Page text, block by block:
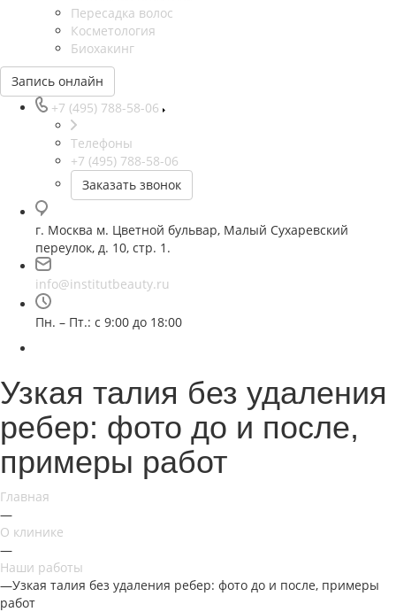
Пересадка волос
Косметология
Биохакинг
Запись онлайн
+7 (495) 788-58-06
Телефоны
+7 (495) 788-58-06
Заказать звонок
г. Москва м. Цветной бульвар, Малый Сухаревский
переулок, д. 10, стр. 1.
info@institutbeauty.ru
Пн. – Пт.: с 9:00 до 18:00
Узкая талия без удаления
ребер: фото до и после,
примеры работ
Главная
—
О клинике
—
Наши работы
—Узкая талия без удаления ребер: фото до и после, примеры
работ